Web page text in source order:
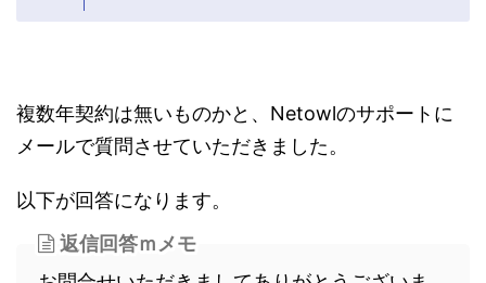
複数年契約は無いものかと、Netowlのサポートに
メールで質問させていただきました。
以下が回答になります。
返信回答ｍメモ